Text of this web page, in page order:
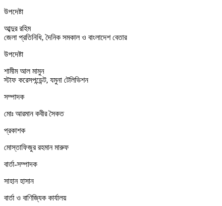
উপদেষ্টা
আব্দুর রহিম
জেলা প্রতিনিধি, দৈনিক সমকাল ও বাংলাদেশ বেতার
উপদেষ্টা
শামীম আল মামুন
স্টাফ করেসপন্ডেন্ট, যমুনা টেলিভিশন
সম্পাদক
মোঃ আরমান কবীর সৈকত
প্রকাশক
মোস্তাফিজুর রহমান মারুফ
বার্তা-সম্পাদক
সাহান হাসান
বার্তা ও বাণিজ্যিক কার্যালয়